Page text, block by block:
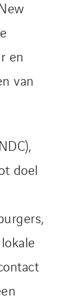
en
van
doel